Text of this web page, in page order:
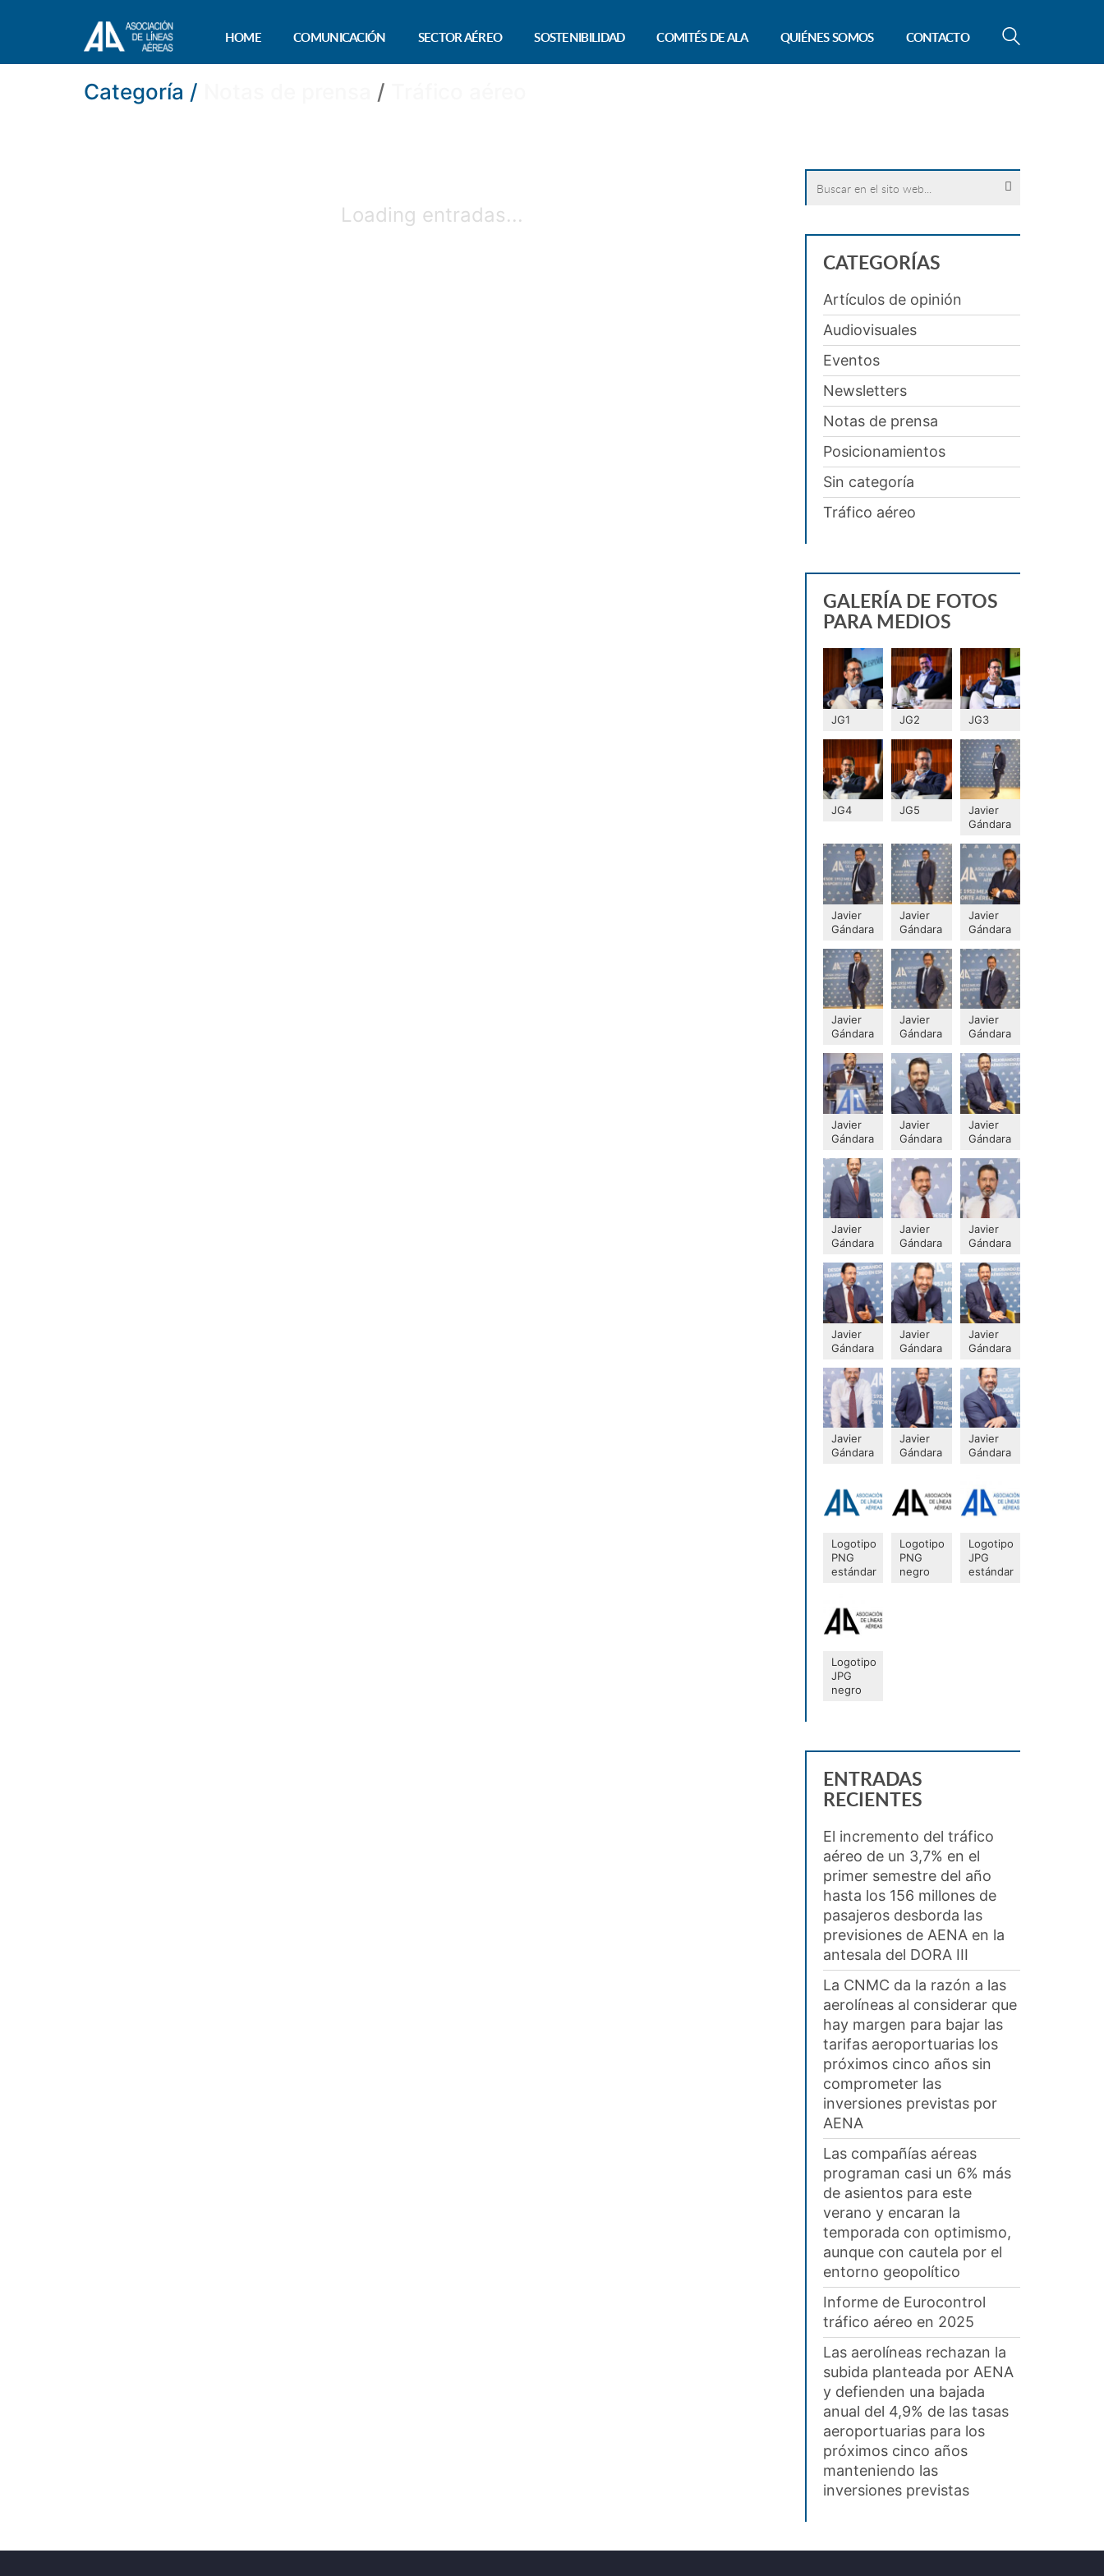
HOME COMUNICACIÓN SECTOR AÉREO SOSTENIBILIDAD COMITÉS DE ALA QUIÉNES SOMOS CONTACTO
Categoría / /
Loading entradas...
for:
CATEGORÍAS
Artículos de opinión
Audiovisuales
Eventos
Newsletters
Notas de prensa
Posicionamientos
Sin categoría
Tráfico aéreo
GALERÍA DE FOTOS
PARA MEDIOS
JG1 JG2 JG3
JG4 JG5
Javier
Gándara
Javier
Gándara
Javier
Gándara
Javier
Gándara
Javier
Gándara
Javier
Gándara
Javier
Gándara
Javier
Gándara
Javier
Gándara
Javier
Gándara
Javier
Gándara
Javier
Gándara
Javier
Gándara
Javier
Gándara
Javier
Gándara
Javier
Gándara
Javier
Gándara
Javier
Gándara
Javier
Gándara
Logotipo
PNG
estándar
Logotipo
PNG
negro
Logotipo
JPG
estándar
Logotipo
JPG
negro
ENTRADAS
RECIENTES
El incremento del tráfico
aéreo de un 3,7% en el
primer semestre del año
hasta los 156 millones de
pasajeros desborda las
previsiones de AENA en la
antesala del DORA III
La CNMC da la razón a las
aerolíneas al considerar que
hay margen para bajar las
tarifas aeroportuarias los
próximos cinco años sin
comprometer las
inversiones previstas por
AENA
Las compañías aéreas
programan casi un 6% más
de asientos para este
verano y encaran la
temporada con optimismo,
aunque con cautela por el
entorno geopolítico
Informe de Eurocontrol
tráfico aéreo en 2025
Las aerolíneas rechazan la
subida planteada por AENA
y defienden una bajada
anual del 4,9% de las tasas
aeroportuarias para los
próximos cinco años
manteniendo las
inversiones previstas